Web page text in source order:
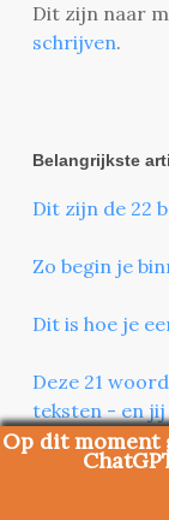
Dit zijn naar
schrijven.
Belangrijkste
Dit zijn de 22
Zo begin je
Dit is hoe je
Deze 21
teksten - en jij
23 tips om
debuteerde
Op dit moment